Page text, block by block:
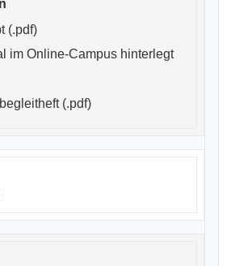
(.pdf)
im Online-Campus hinterlegt
(.pdf)